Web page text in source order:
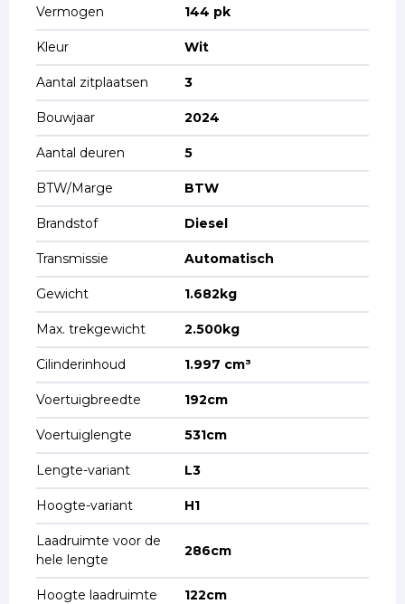
Vermogen 144 pk
Kleur Wit
Aantal zitplaatsen 3
Bouwjaar 2024
Aantal deuren 5
BTW/Marge BTW
Brandstof Diesel
Transmissie Automatisch
Gewicht 1.682kg
Max. trekgewicht 2.500kg
Cilinderinhoud 1.997 cm³
Voertuigbreedte 192cm
Voertuiglengte 531cm
Lengte-variant L3
Hoogte-variant H1
Laadruimte voor de
hele lengte
286cm
Hoogte laadruimte 122cm